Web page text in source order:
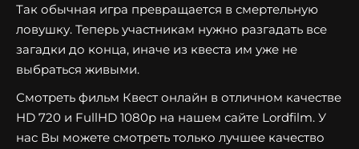
Так обычная игра превращается в смертельную
ловушку. Теперь участникам нужно разгадать все
загадки до конца, иначе из квеста им уже не
выбраться живыми.
Смотреть фильм Квест онлайн в отличном качестве
HD 720 и FullHD 1080p на нашем сайте Lordfilm. У
нас Вы можете смотреть только лучшее качество